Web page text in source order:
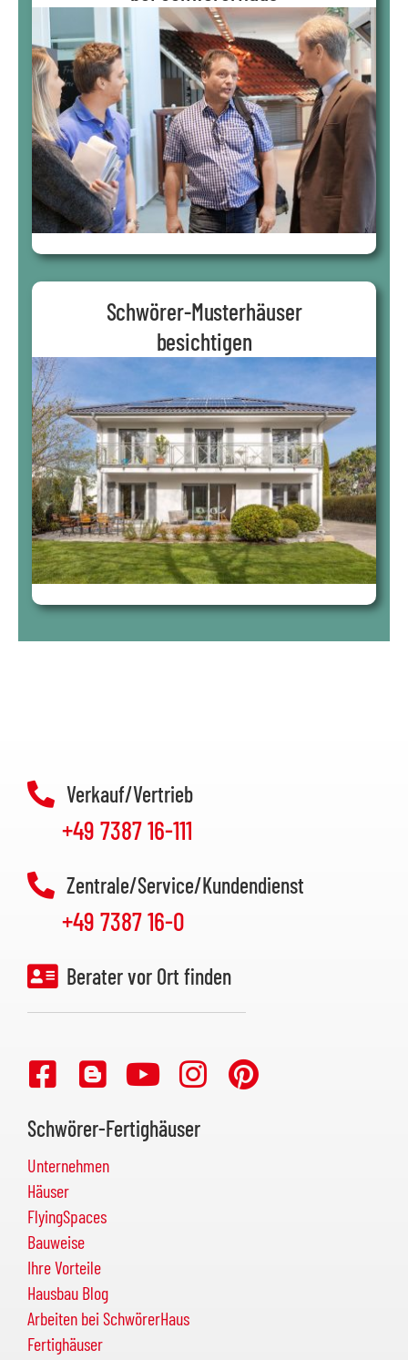
Schwörer-Musterhäuser
besichtigen
Verkauf/Vertrieb
+49 7387 16-111
Zentrale/Service/Kundendienst
+49 7387 16-0
Berater vor Ort finden
Schwörer-Fertighäuser
Unternehmen
Häuser
FlyingSpaces
Bauweise
Ihre Vorteile
Hausbau Blog
Arbeiten bei SchwörerHaus
Fertighäuser